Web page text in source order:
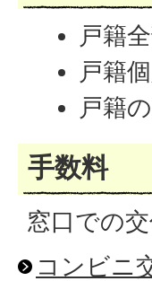
戸籍
戸籍
戸籍
手数料
窓口での
コンビニ